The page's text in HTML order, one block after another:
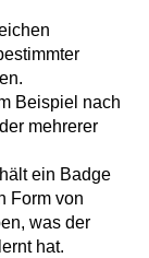
Beispiel nach
mehrerer
ein Badge
Form von
was der
hat.